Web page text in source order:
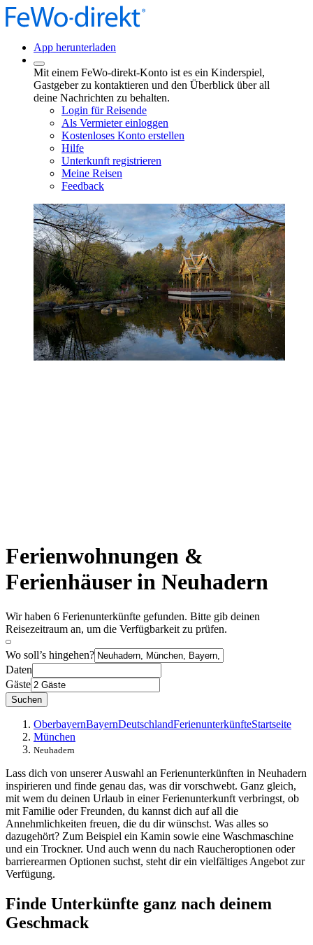
App herunterladen
Mit einem FeWo-direkt-Konto ist es ein Kinderspiel,
Gastgeber zu kontaktieren und den Überblick über all
deine Nachrichten zu behalten.
Login für Reisende
Als Vermieter einloggen
Kostenloses Konto erstellen
Hilfe
Unterkunft registrieren
Meine Reisen
Feedback
Ferienwohnungen &
Ferienhäuser in Neuhadern
Wir haben 6 Ferienunterkünfte gefunden. Bitte gib deinen
Reisezeitraum an, um die Verfügbarkeit zu prüfen.
Wo soll’s hingehen?
Daten
Gäste
Suchen
OberbayernBayernDeutschlandFerienunterkünfteStartseite
München
Neuhadern
Lass dich von unserer Auswahl an Ferienunterkünften in Neuhadern
inspirieren und finde genau das, was dir vorschwebt. Ganz gleich,
mit wem du deinen Urlaub in einer Ferienunterkunft verbringst, ob
mit Familie oder Freunden, du kannst dich auf all die
Annehmlichkeiten freuen, die du dir wünschst. Was alles so
dazugehört? Zum Beispiel ein Kamin sowie eine Waschmaschine
und ein Trockner. Und auch wenn du nach Raucheroptionen oder
barrierearmen Optionen suchst, steht dir ein vielfältiges Angebot zur
Verfügung.
Finde Unterkünfte ganz nach deinem
Geschmack